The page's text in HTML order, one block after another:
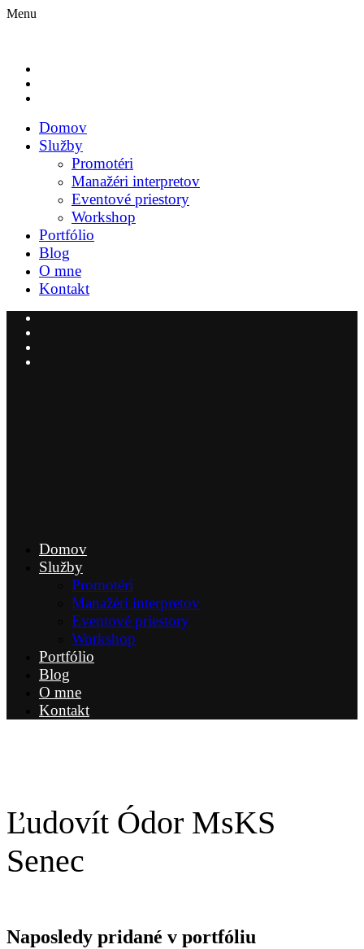
Menu
Domov
Služby
Promotéri
Manažéri interpretov
Eventové priestory
Workshop
Portfólio
Blog
O mne
Kontakt
Domov
Služby
Promotéri
Manažéri interpretov
Eventové priestory
Workshop
Portfólio
Blog
O mne
Kontakt
Ľudovít Ódor MsKS
Senec
Naposledy pridané v portfóliu